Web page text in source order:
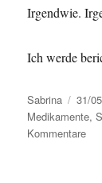
Irgendwie.
Ich werde
Autor
Sabrina
am
31/
Medikamente,
Kommentare